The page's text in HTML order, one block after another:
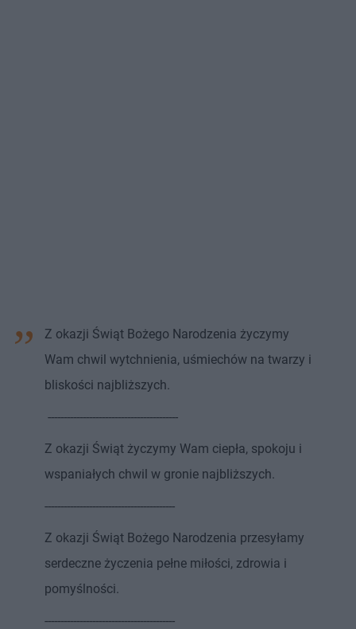
Z okazji Świąt Bożego Narodzenia życzymy
Wam chwil wytchnienia, uśmiechów na twarzy i
bliskości najbliższych.
-----------------------------------------
Z okazji Świąt życzymy Wam ciepła, spokoju i
wspaniałych chwil w gronie najbliższych.
-----------------------------------------
Z okazji Świąt Bożego Narodzenia przesyłamy
serdeczne życzenia pełne miłości, zdrowia i
pomyślności.
-----------------------------------------